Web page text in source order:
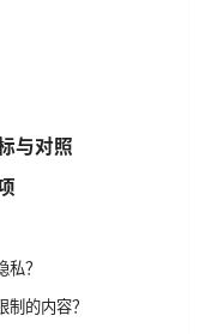
与对照
？
的内容？